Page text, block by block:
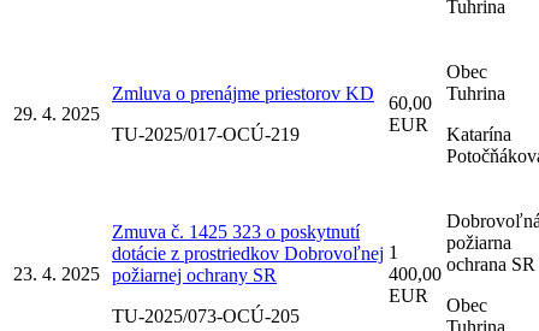
Tuhrina
29. 4. 2025
Zmluva o prenájme priestorov KD
TU-2025/017-OCÚ-219
60,00
EUR
Obec
Tuhrina
Katarína
23. 4. 2025
Zmuva č. 1425 323 o poskytnutí
dotácie z prostriedkov Dobrovoľnej
požiarnej ochrany SR
TU-2025/073-OCÚ-205
1
400,00
EUR
požiarna
ochrana SR
Obec
Tuhrina